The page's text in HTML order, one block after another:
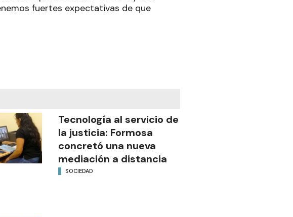
fuertes expectativas de que
Tecnología al servicio de
la justicia: Formosa
concretó una nueva
mediación a distancia
SOCIEDAD